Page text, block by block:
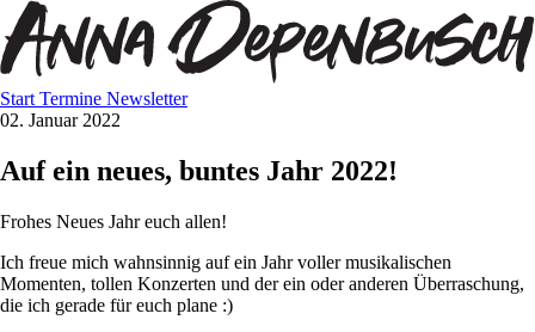
Start Termine Newsletter
02. Januar 2022
Auf ein neues, buntes Jahr 2022!
Frohes Neues Jahr euch allen!
Ich freue mich wahnsinnig auf ein Jahr voller musikalischen
Momenten, tollen Konzerten und der ein oder anderen Überraschung,
die ich gerade für euch plane :)